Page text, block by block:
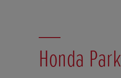
Honda Park